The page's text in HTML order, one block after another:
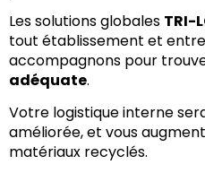
Les solutions globales TRI-
tout établissement et
accompagnons pour
adéquate.
Votre logistique interne
améliorée, et vous
matériaux recyclés.